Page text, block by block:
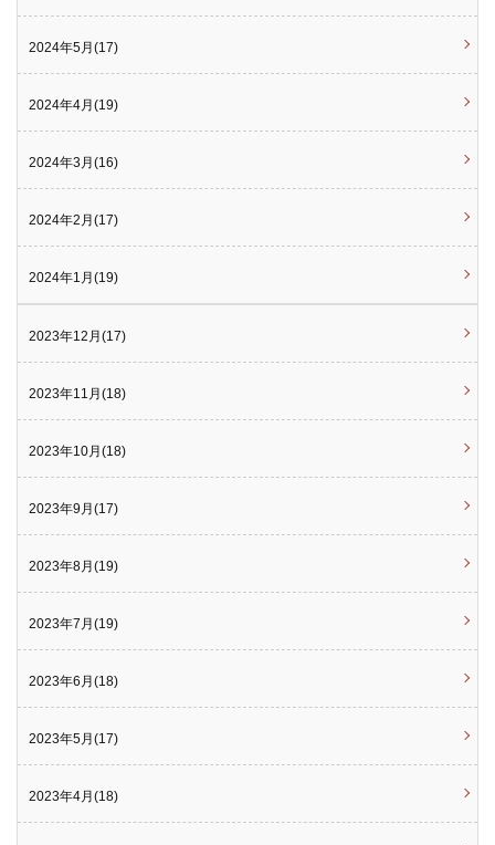
2024年5月(17)
2024年4月(19)
2024年3月(16)
2024年2月(17)
2024年1月(19)
2023年12月(17)
2023年11月(18)
2023年10月(18)
2023年9月(17)
2023年8月(19)
2023年7月(19)
2023年6月(18)
2023年5月(17)
2023年4月(18)